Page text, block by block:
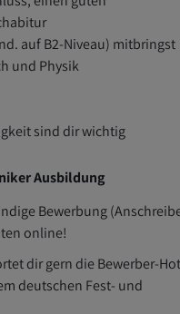
auf B2-Niveau) mitbringst
und Physik
sind dir wichtig
Ausbildung
Bewerbung
online!
dir gern die Bewerber-
deutschen Fest- und